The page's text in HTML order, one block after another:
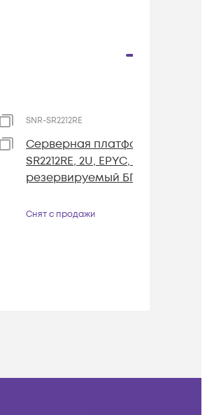
SNR-SR2212RE
Серверная платформа SNR-
SR2212RE, 2U, EPYC, DDR4,
резервируемый БП
Снят с продажи